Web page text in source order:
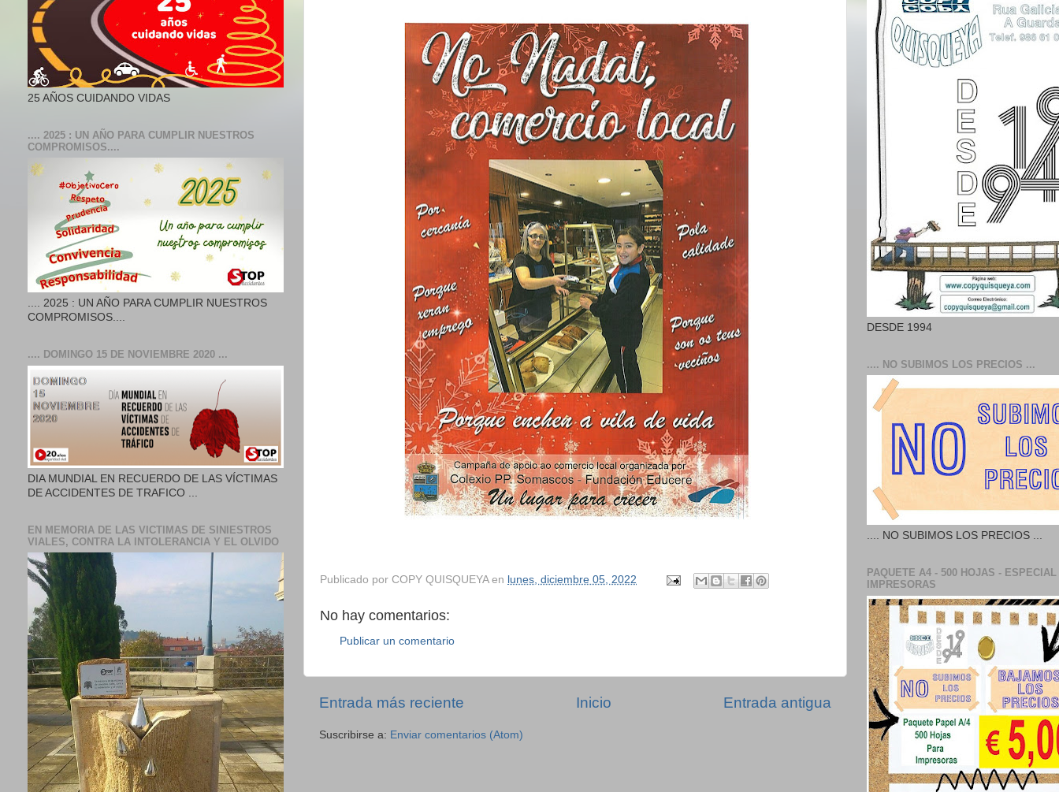
Publicado por COPY QUISQUEYA en lunes, diciembre 05, 2022
No hay comentarios:
Publicar un comentario
Entrada más reciente Entrada antigua
Inicio
Suscribirse a: Enviar comentarios (Atom)
25 AÑOS CUIDANDO VIDAS
.... 2025 : UN AÑO PARA CUMPLIR NUESTROS
COMPROMISOS....
.... 2025 : UN AÑO PARA CUMPLIR NUESTROS
COMPROMISOS....
.... DOMINGO 15 DE NOVIEMBRE 2020 ...
DIA MUNDIAL EN RECUERDO DE LAS VÍCTIMAS
DE ACCIDENTES DE TRAFICO ...
EN MEMORIA DE LAS VICTIMAS DE SINIESTROS
VIALES, CONTRA LA INTOLERANCIA Y EL OLVIDO
DESDE 1994
.... NO SUBIMOS LOS PRECIOS ...
.... NO SUBIMOS LOS PRECIOS ...
PAQUETE A4 - 500 HOJAS - ESPECIAL
IMPRESORAS